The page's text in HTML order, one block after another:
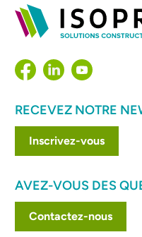
RECEVEZ NOTRE
Inscrivez-vous
AVEZ-VOUS DES
Contactez-nous